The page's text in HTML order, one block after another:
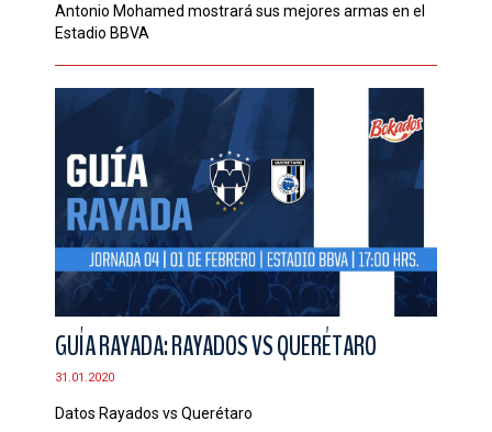
Antonio Mohamed mostrará sus mejores armas en el
Estadio BBVA
GUÍA RAYADA: RAYADOS VS QUERÉTARO
31.01.2020
Datos Rayados vs Querétaro